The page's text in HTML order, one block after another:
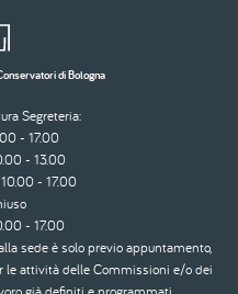
di Bologna
Segreteria:
- 17.00
- 13.00
- 17.00
- 17.00
sede è solo previo appuntamento,
le attività delle Commissioni e/o dei